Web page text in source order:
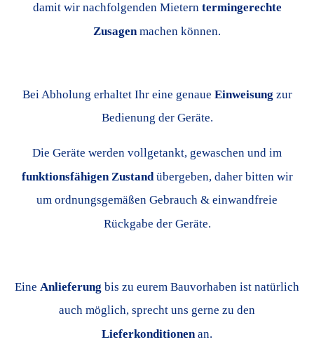
damit wir nachfolgenden Mietern termingerechte
Zusagenmachen können.
Bei Abholung erhaltet Ihr eine genaue Einweisung zur
Bedienung der Geräte.
Die Geräte werden vollgetankt, gewaschen und im
funktionsfähigen Zustandübergeben, daher bitten wir
um ordnungsgemäßen Gebrauch & einwandfreie
Rückgabe der Geräte.
Eine Anlieferung bis zu eurem Bauvorhaben ist natürlich
auch möglich, sprecht uns gerne zu den
Lieferkonditionenan.